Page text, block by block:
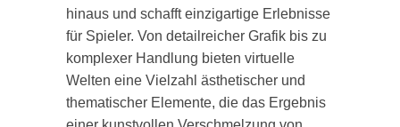
hinaus und schafft einzigartige Erlebnisse
für Spieler. Von detailreicher Grafik bis zu
komplexer Handlung bieten virtuelle
Welten eine Vielzahl ästhetischer und
thematischer Elemente, die das Ergebnis